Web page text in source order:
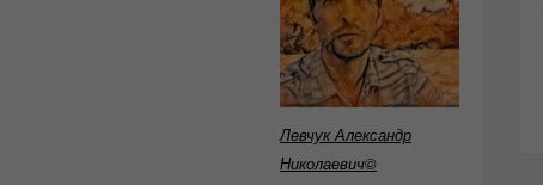
Левчук Александр
Николаевич©